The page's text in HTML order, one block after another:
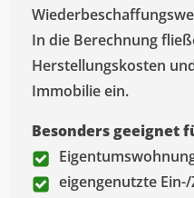
In die Berechnung
Herstellungskosten
Immobilie ein.
Besonders geeignet
eigengenutzte